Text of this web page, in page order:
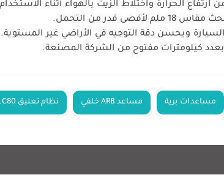
الحرارة واختلاط الزيت بالهواء أثناء
قدر من التحمل.
ويحسن دقة التوجيه في الأراضي غير المستوية.
مساعدات برية مساعد ARB خلفي نظام تعليق LC80